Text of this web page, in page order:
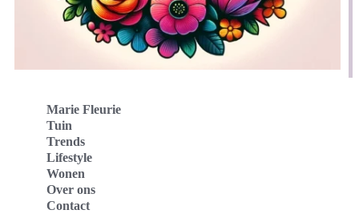
Marie Fleurie
Tuin
Trends
Lifestyle
Wonen
Over ons
Contact